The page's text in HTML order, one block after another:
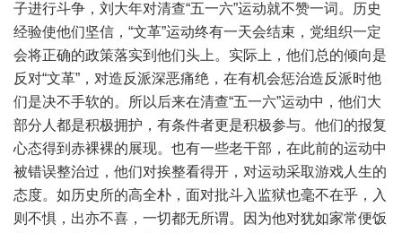
子进行斗争，刘大年对清查“五一六”运动就不赞一词。历史
经验使他们坚信，“文革”运动终有一天会结束，党组织一定
会将正确的政策落实到他们头上。实际上，他们总的倾向是
反对“文革”，对造反派深恶痛绝，在有机会惩治造反派时他
们是决不手软的。所以后来在清查“五一六”运动中，他们大
部分人都是积极拥护，有条件者更是积极参与。他们的报复
心态得到赤裸裸的展现。也有一些老干部，在此前的运动中
被错误整治过，他们对挨整看得开，对运动采取游戏人生的
态度。如历史所的高全朴，面对批斗入监狱也毫不在乎，入
则不惧，出亦不喜，一切都无所谓。因为他对犹如家常便饭